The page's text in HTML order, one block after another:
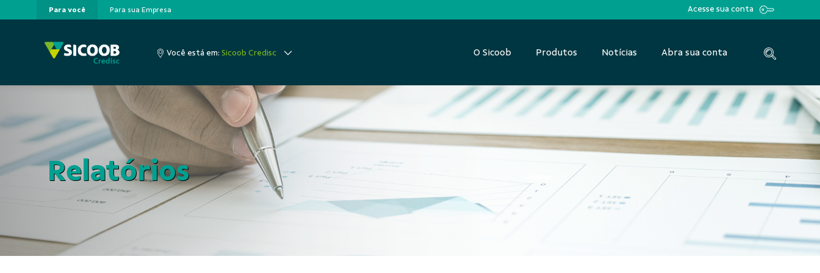
Pular para o Conteúdo principal
Para você Para sua Empresa Acesse sua conta
Você está em: Sicoob Credisc O Sicoob Produtos Notícias Abra sua conta
Relatórios